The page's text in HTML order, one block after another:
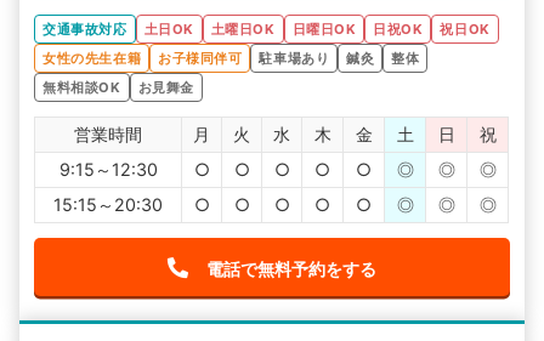
交通事故対応
土日OK 土曜日OK 日曜日OK 日祝OK
祝日OK
女性の先生在籍
お子様同伴可 駐車場あり 鍼灸
整体
無料相談OK
お見舞金
営業時間 月 火 水 木 金 土 日
祝
9:15～12:30
○ ○ ○ ○ ○ ◎ ◎
◎
15:15～20:30
○ ○ ○ ○ ○ ◎ ◎ ◎
電話で無料予約をする